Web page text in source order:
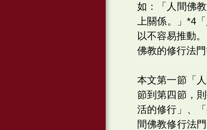
如：「人間佛
上關係。」*4
以不容易推動
佛教的修行法
本文第一節「
節到第四節，
活的修行」、
間佛教修行法